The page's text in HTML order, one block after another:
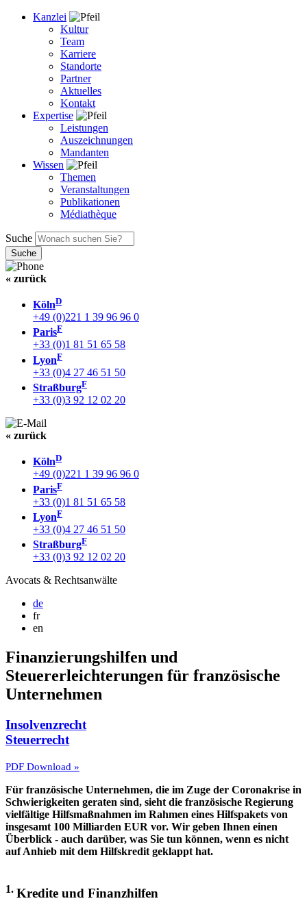
Kanzlei
Kultur
Team
Karriere
Standorte
Partner
Aktuelles
Kontakt
Expertise
Leistungen
Auszeichnungen
Mandanten
Wissen
Themen
Veranstaltungen
Publikationen
Médiathèque
Suche
« zurück
KölnD
+49 (0)221 1 39 96 96 0
ParisF
+33 (0)1 81 51 65 58
LyonF
+33 (0)4 27 46 51 50
StraßburgF
+33 (0)3 92 12 02 20
« zurück
KölnD
+49 (0)221 1 39 96 96 0
ParisF
+33 (0)1 81 51 65 58
LyonF
+33 (0)4 27 46 51 50
StraßburgF
+33 (0)3 92 12 02 20
Avocats & Rechtsanwälte
de
fr
en
Finanzierungshilfen und
Steuererleichterungen für französische
Unternehmen
Insolvenzrecht
Steuerrecht
PDF Download »
Für französische Unternehmen, die im Zuge der Coronakrise in
Schwierigkeiten geraten sind, sieht die französische Regierung
vielfältige Hilfsmaßnahmen im Rahmen eines Hilfspakets von
insgesamt 100 Milliarden EUR vor. Wir geben Ihnen einen
Überblick - auch darüber, was Sie tun können, wenn es nicht
auf Anhieb mit dem Hilfskredit geklappt hat.
1. Kredite und Finanzhilfen